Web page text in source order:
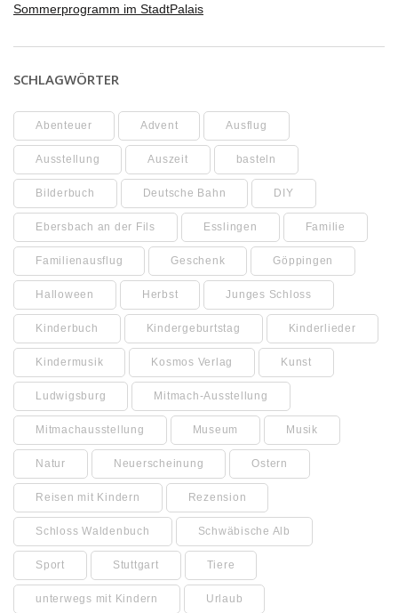
Sommerprogramm im StadtPalais
SCHLAGWÖRTER
Abenteuer Advent Ausflug
Ausstellung Auszeit basteln
Bilderbuch Deutsche Bahn DIY
Ebersbach an der Fils Esslingen Familie
Familienausflug Geschenk Göppingen
Halloween Herbst Junges Schloss
Kinderbuch Kindergeburtstag Kinderlieder
Kindermusik Kosmos Verlag Kunst
Ludwigsburg Mitmach-Ausstellung
Mitmachausstellung Museum Musik
Natur Neuerscheinung Ostern
Reisen mit Kindern Rezension
Schloss Waldenbuch Schwäbische Alb
Sport Stuttgart Tiere
unterwegs mit Kindern Urlaub